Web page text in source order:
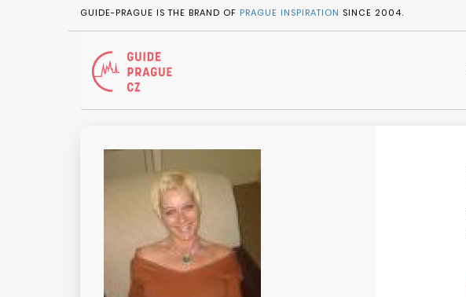
GUIDE-PRAGUE IS THE BRAND OF PRAGUE INSPIRATION SINCE 2004.